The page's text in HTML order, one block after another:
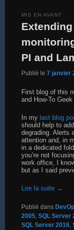
PI and
MIS EN AVANT
Publié le 7 janvier
First blog of this
and How-To
In my last blog
should help to
degrading. Alerts
attention and, in
in a dedicated
you’re not
work office, I
but as I said
Lire la suite →
Publié dans
2005, SQL Server
SQL Server 2016,